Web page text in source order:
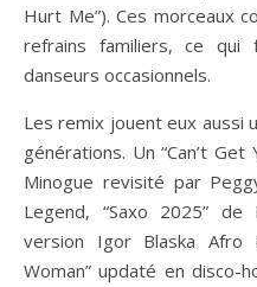
Hurt Me”). Ces morceaux
refrains familiers, ce qui
danseurs occasionnels.
Les remix jouent eux aussi
générations. Un “Can’t
Minogue revisité par
Legend, “Saxo 2025” de
version Igor Blaska Afro
Woman” updaté en disco-